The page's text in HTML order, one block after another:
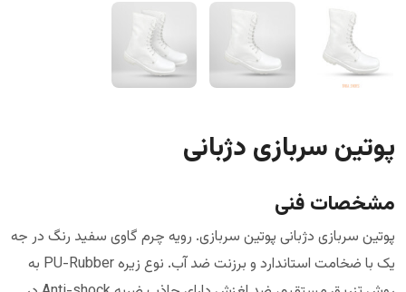
پوتین سربازی دژبانی
مشخصات فنی
پوتین سربازی دژبانی پوتین سربازی. رویه چرم گاوی سفید رنگ در جه
یک با ضخامت استاندارد و برزنت ضد آب. نوع زیره PU-Rubber به